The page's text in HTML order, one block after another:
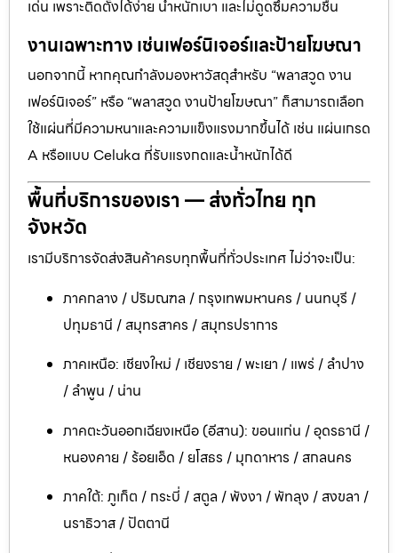
เด่น เพราะติดตั้งได้ง่าย น้ำหนักเบา และไม่ดูดซึมความชื้น
งานเฉพาะทาง เช่นเฟอร์นิเจอร์และป้ายโฆษณา
นอกจากนี้ หากคุณกำลังมองหาวัสดุสำหรับ “พลาสวูด งาน
เฟอร์นิเจอร์” หรือ “พลาสวูด งานป้ายโฆษณา” ก็สามารถเลือก
ใช้แผ่นที่มีความหนาและความแข็งแรงมากขึ้นได้ เช่น แผ่นเกรด
A หรือแบบ Celuka ที่รับแรงกดและน้ำหนักได้ดี
พื้นที่บริการของเรา — ส่งทั่วไทย ทุก
จังหวัด
เรามีบริการจัดส่งสินค้าครบทุกพื้นที่ทั่วประเทศ ไม่ว่าจะเป็น:
ภาคกลาง / ปริมณฑล / กรุงเทพมหานคร / นนทบุรี /
ปทุมธานี / สมุทรสาคร / สมุทรปราการ
ภาคเหนือ: เชียงใหม่ / เชียงราย / พะเยา / แพร่ / ลำปาง
/ ลำพูน / น่าน
ภาคตะวันออกเฉียงเหนือ (อีสาน): ขอนแก่น / อุดรธานี /
หนองคาย / ร้อยเอ็ด / ยโสธร / มุกดาหาร / สกลนคร
ภาคใต้: ภูเก็ต / กระบี่ / สตูล / พังงา / พัทลุง / สงขลา /
นราธิวาส / ปัตตานี